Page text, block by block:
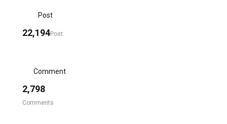
Post
22,194Post
Comment
2,798
Comments